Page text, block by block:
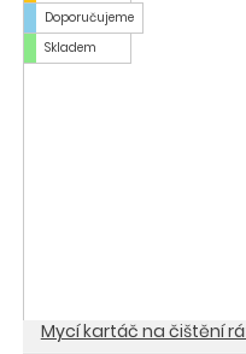
Doporučujeme
Skladem
Mycí kartáč na čištění